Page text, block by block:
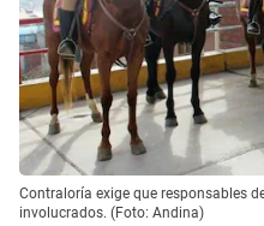
Contraloría exige que responsables
involucrados. (Foto: Andina)